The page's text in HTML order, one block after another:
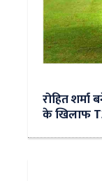
रोहित
के ख‍िलाफ